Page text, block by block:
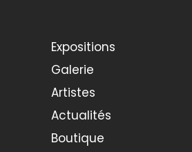
Expositions
Galerie
Artistes
Actualités
Boutique